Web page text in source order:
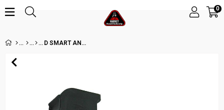
0
D SMART ANAHTAR UCU